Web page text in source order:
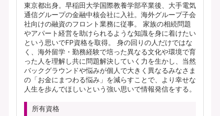
東京都出身。早稲田大学国際教養学部卒業後、大手電気
通信グループの金融中核会社に入社。海外グループ子会
社向けの融資のフロント業務に従事。 家族の相続問題
やアパート経営を助けられるような知識を身に着けたい
という思いでFP資格を取得。 身の回りの人だけではな
く、海外留学・勤務経験で培った異なる文化や環境で育
った人を理解し共に問題解決していく力を生かし、当然
バックグラウンドや悩みが個人で大きく異なるみなさま
の「お金にまつわる悩み」を減らすことで、より幸せな
人生を歩んでほしいという強い思いで情報発信をする。
所有資格